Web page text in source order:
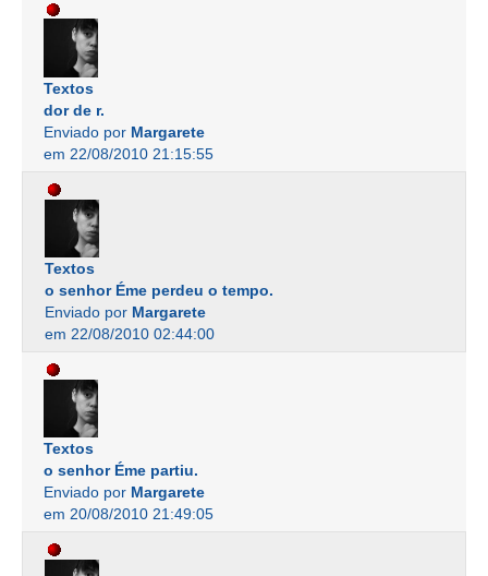
Textos
dor de r.
Enviado por Margarete
em 22/08/2010 21:15:55
Textos
o senhor Éme perdeu o tempo.
Enviado por Margarete
em 22/08/2010 02:44:00
Textos
o senhor Éme partiu.
Enviado por Margarete
em 20/08/2010 21:49:05